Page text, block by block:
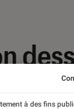
à des fins